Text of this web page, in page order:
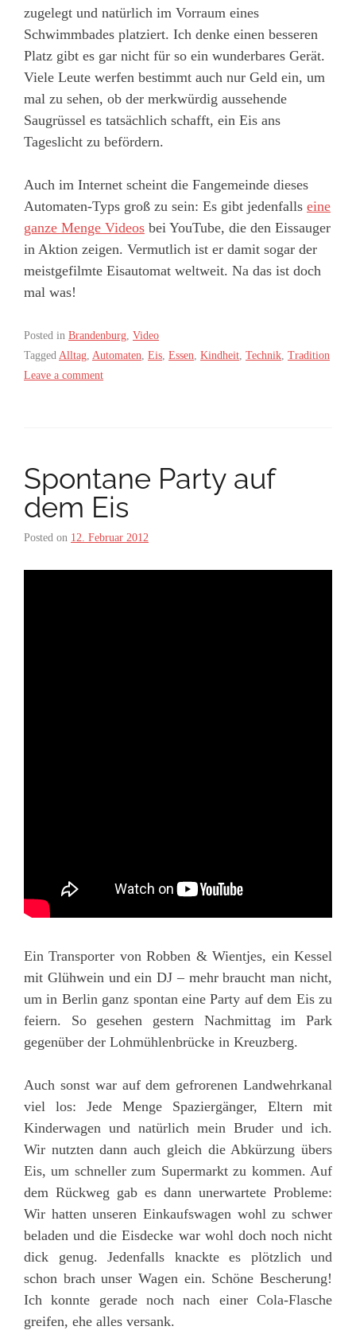
zugelegt und natürlich im Vorraum eines
Schwimmbades platziert. Ich denke einen besseren
Platz gibt es gar nicht für so ein wunderbares Gerät.
Viele Leute werfen bestimmt auch nur Geld ein, um
mal zu sehen, ob der merkwürdig aussehende
Saugrüssel es tatsächlich schafft, ein Eis ans
Tageslicht zu befördern.
Auch im Internet scheint die Fangemeinde dieses
Automaten-Typs groß zu sein: Es gibt jedenfalls eine
ganze Menge Videos bei YouTube, die den Eissauger
in Aktion zeigen. Vermutlich ist er damit sogar der
meistgefilmte Eisautomat weltweit. Na das ist doch
mal was!
Posted in Brandenburg Video
Tagged Alltag Automaten Eis Essen Kindheit Technik Tradition
Leave a comment
Spontane Party auf
dem Eis
Posted on 12. Februar 2012
Ein Transporter von Robben & Wientjes, ein Kessel
mit Glühwein und ein DJ – mehr braucht man nicht,
um in Berlin ganz spontan eine Party auf dem Eis zu
feiern. So gesehen gestern Nachmittag im Park
gegenüber der Lohmühlenbrücke in Kreuzberg.
Auch sonst war auf dem gefrorenen Landwehrkanal
viel los: Jede Menge Spaziergänger, Eltern mit
Kinderwagen und natürlich mein Bruder und ich.
Wir nutzten dann auch gleich die Abkürzung übers
Eis, um schneller zum Supermarkt zu kommen. Auf
dem Rückweg gab es dann unerwartete Probleme:
Wir hatten unseren Einkaufswagen wohl zu schwer
beladen und die Eisdecke war wohl doch noch nicht
dick genug. Jedenfalls knackte es plötzlich und
schon brach unser Wagen ein. Schöne Bescherung!
Ich konnte gerade noch nach einer Cola-Flasche
greifen, ehe alles versank.